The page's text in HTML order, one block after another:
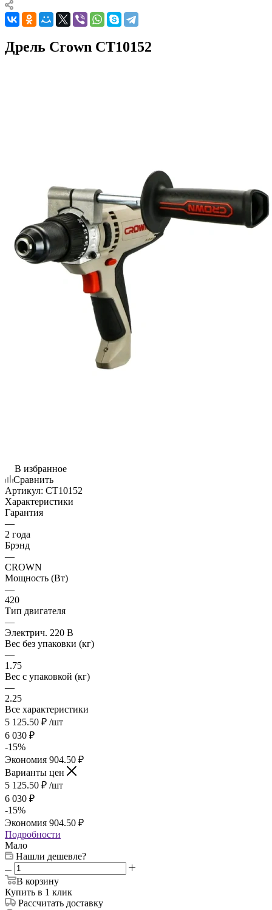
Дрель Crown CT10152
В избранное
Сравнить
Артикул: CT10152
Характеристики
Гарантия
—
2 года
Брэнд
—
CROWN
Мощность (Вт)
—
420
Тип двигателя
—
Электрич. 220 В
Вес без упаковки (кг)
—
1.75
Вес с упаковкой (кг)
—
2.25
Все характеристики
5 125.50 ₽ /шт
6 030 ₽
-15%
Экономия 904.50 ₽
Варианты цен
5 125.50 ₽ /шт
6 030 ₽
-15%
Экономия 904.50 ₽
Подробности
Мало
Нашли дешевле?
В корзину
Купить в 1 клик
Рассчитать доставку